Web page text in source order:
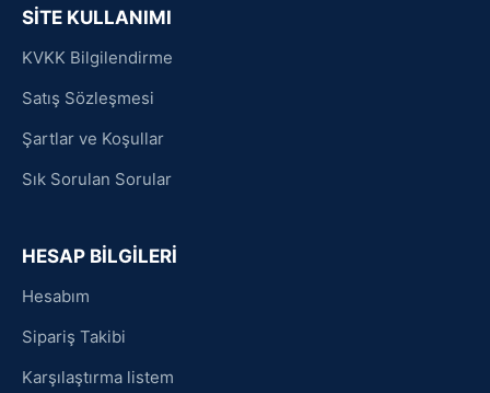
SİTE KULLANIMI
KVKK Bilgilendirme
Satış Sözleşmesi
Şartlar ve Koşullar
Sık Sorulan Sorular
HESAP BİLGİLERİ
Hesabım
Sipariş Takibi
Karşılaştırma listem